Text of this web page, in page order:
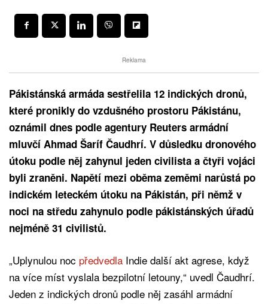
Reklama
Pákistánská armáda sestřelila 12 indických dronů,
které pronikly do vzdušného prostoru Pákistánu,
oznámil dnes podle agentury Reuters armádní
mluvčí Ahmad Šaríf Čaudhrí. V důsledku dronového
útoku podle něj zahynul jeden civilista a čtyři vojáci
byli zraněni. Napětí mezi oběma zeměmi narůstá po
indickém leteckém útoku na Pákistán, při němž v
noci na středu zahynulo podle pákistánských úřadů
nejméně 31 civilistů.
„Uplynulou noc předvedla Indie další akt agrese, když
na více míst vyslala bezpilotní letouny,“ uvedl Čaudhrí.
Jeden z indických dronů podle něj zasáhl armádní